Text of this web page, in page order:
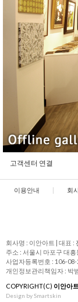
고객센터 연결
이용안내 회
회사명 : 이안아트 대표 :
주소 : 서울시 마포구 대
사업자등록번호 : 106-
개인정보관리책임자 : 박
COPYRIGHT(C) 이안아트